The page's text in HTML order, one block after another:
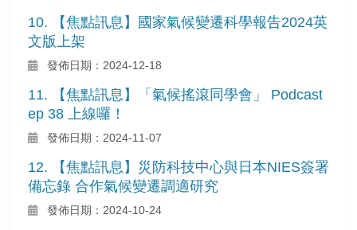
10. 【焦點訊息】國家氣候變遷科學報告2024英
文版上架
發佈日期：2024-12-18
11. 【焦點訊息】「氣候搖滾同學會」 Podcast
ep 38 上線囉！
發佈日期：2024-11-07
12. 【焦點訊息】災防科技中心與日本NIES簽署
備忘錄 合作氣候變遷調適研究
發佈日期：2024-10-24